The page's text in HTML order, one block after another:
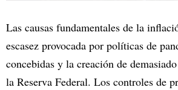
Las causas fundamentales de la
escasez provocada por políticas de
concebidas y la creación de
la Reserva Federal. Los controles de